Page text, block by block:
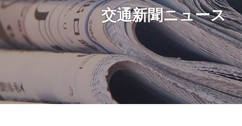
交通新聞ニュース